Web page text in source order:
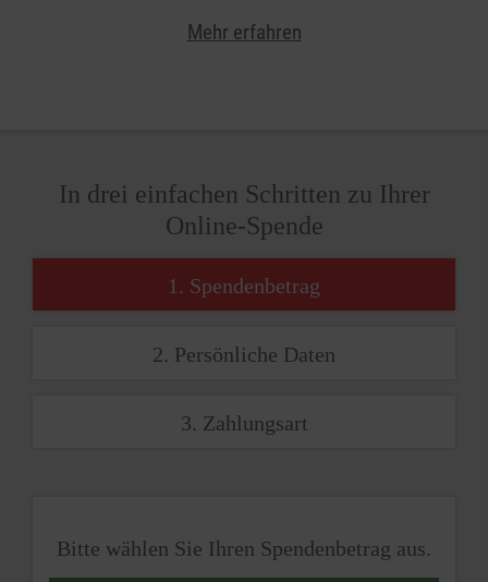
Mehr erfahren
In drei einfachen Schritten zu Ihrer
Online-Spende
1. Spendenbetrag
2. Persönliche Daten
3. Zahlungsart
Bitte wählen Sie Ihren Spendenbetrag aus.